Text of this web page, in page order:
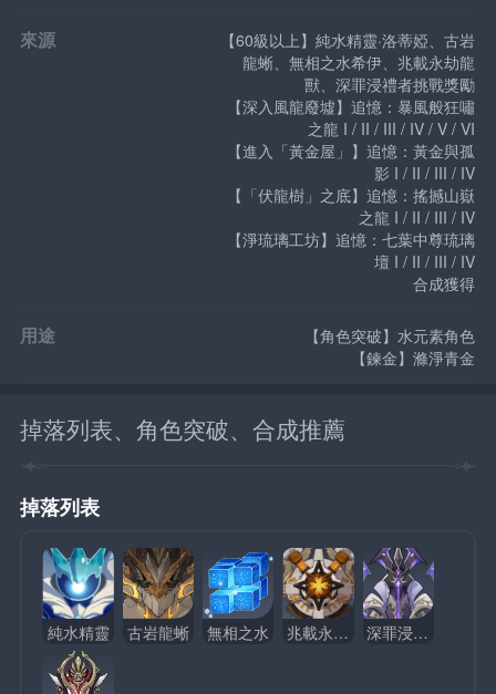
來源
【60級以上】純水精靈·洛蒂婭、古岩
龍蜥、無相之水希伊、兆載永劫龍
獸、深罪浸禮者挑戰獎勵
【深入風龍廢墟】追憶：暴風般狂嘯
之龍 I / II / III / IV / V / VI
【進入「黃金屋」】追憶：黃金與孤
影 I / II / III / IV
【「伏龍樹」之底】追憶：搖撼山嶽
之龍 I / II / III / IV
【淨琉璃工坊】追憶：七葉中尊琉璃
壇 I / II / III / IV
合成獲得
用途
【角色突破】水元素角色
【鍊金】滌淨青金
掉落列表、角色突破、合成推薦
掉落列表
純水精靈 古岩龍蜥 無相之水 兆載永劫龍獸 深罪浸禮者